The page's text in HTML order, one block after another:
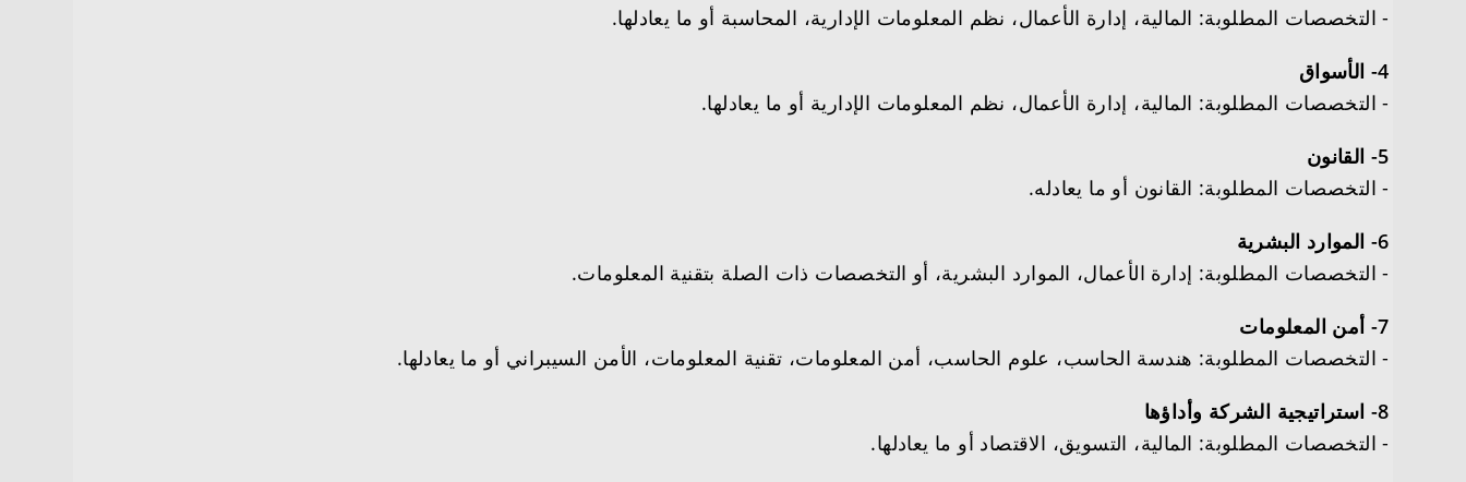
­- التخصصات المطلوبة: المالية، إدارة الأعمال، نظم المعلومات الإدارية، المحاسبة أو ما يعادلها.
4- الأسواق
­- التخصصات المطلوبة: المالية، إدارة الأعمال، نظم المعلومات الإدارية أو ما يعادلها.
5- القانون
­- التخصصات المطلوبة: القانون أو ما يعادله.
6- الموارد البشرية
­- التخصصات المطلوبة: إدارة الأعمال، الموارد البشرية، أو التخصصات ذات الصلة بتقنية المعلومات.
7- أمن المعلومات
­- التخصصات المطلوبة: هندسة الحاسب، علوم الحاسب، أمن المعلومات، تقنية المعلومات، الأمن السيبراني أو ما يعادلها.
8- استراتيجية الشركة وأداؤها
­- التخصصات المطلوبة: المالية، التسويق، الاقتصاد أو ما يعادلها.